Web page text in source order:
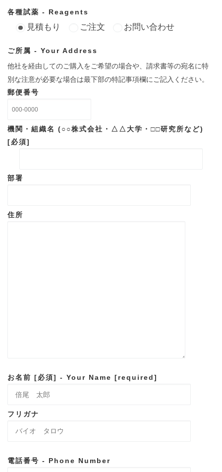
各種試薬 - Reagents
見積もり ご注文 お問い合わせ
ご所属 - Your Address
他社を経由してのご購入をご希望の場合や、請求書等の宛名に特
別な注意が必要な場合は最下部の特記事項欄にご記入ください。
郵便番号
機関・組織名 (○○株式会社・△△大学・□□研究所など)
[必須]
部署
住所
お名前 [必須] - Your Name [required]
フリガナ
電話番号 - Phone Number